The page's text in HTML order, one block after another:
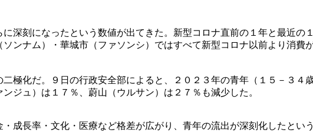
深刻になったという数値が出てきた。新型コロナ直前の１年と最近の
ンナム）・華城市（ファソンシ）ではすべて新型コロナ以前より消費
極化だ。９日の行政安全部によると、２０２３年の青年（１５－３４
ジュ）は１７％、蔚山（ウルサン）は２７％も減少した。
成長率・文化・医療など格差が広がり、青年の流出が深刻化したという